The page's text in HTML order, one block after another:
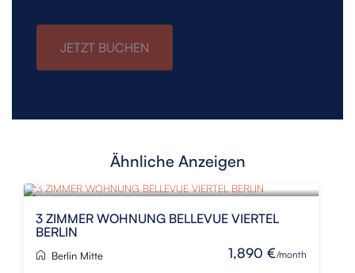
JETZT BUCHEN
Ähnliche Anzeigen
NEU
1,890 €/month
3 ZIMMER WOHNUNG BELLEVUE VIERTEL
BERLIN
Berlin Mitte